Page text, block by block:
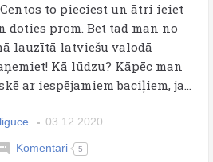
to pieciest un ātri ieiet
doties prom. Bet tad man no
lauzītā latviešu valodā
Kā lūdzu? Kāpēc man
ar iespējamiem baciļiem, ja...
liguce 03.12.2020
Komentāri 5